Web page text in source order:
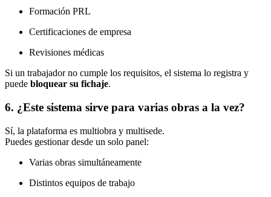
Formación PRL
Certificaciones de empresa
Revisiones médicas
Si un trabajador no cumple los requisitos, el sistema lo registra y
puede bloquear su fichaje.
6. ¿Este sistema sirve para varias obras a la vez?
Sí, la plataforma es multiobra y multisede.
Puedes gestionar desde un solo panel:
Varias obras simultáneamente
Distintos equipos de trabajo